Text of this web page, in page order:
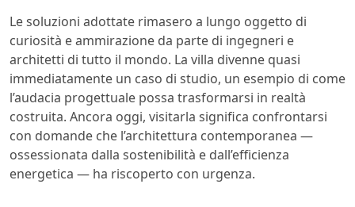
Le soluzioni adottate rimasero a lungo oggetto di
curiosità e ammirazione da parte di ingegneri e
architetti di tutto il mondo. La villa divenne quasi
immediatamente un caso di studio, un esempio di come
l’audacia progettuale possa trasformarsi in realtà
costruita. Ancora oggi, visitarla significa confrontarsi
con domande che l’architettura contemporanea —
ossessionata dalla sostenibilità e dall’efficienza
energetica — ha riscoperto con urgenza.